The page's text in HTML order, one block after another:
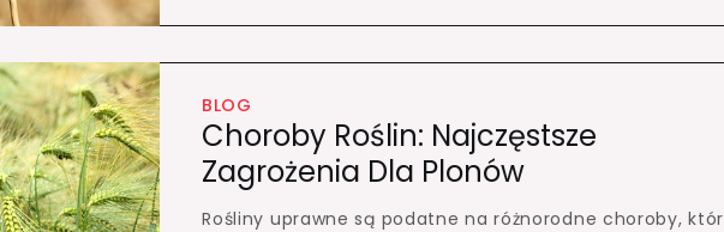
BLOG
Choroby Roślin: Najczęstsze
Zagrożenia Dla Plonów
Rośliny uprawne są podatne na różnorodne choroby,